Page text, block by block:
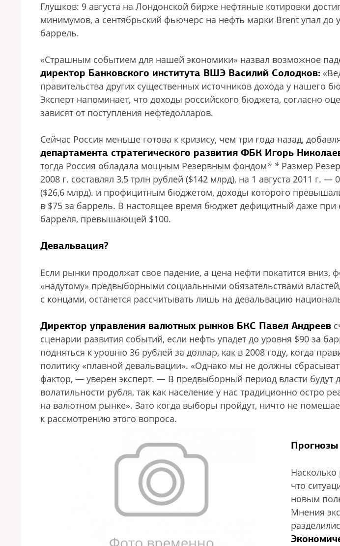
Глушков: 9 августа на Лондонской бирже нефтяные котировки
минимумов, а сентябрьский фьючерс на нефть марки Brent упал до
баррель.
«Страшным событием для нашей экономики» назвал возможное
директор Банковского института ВШЭ Василий Солодков:
правительства других существенных источников дохода у нашего
Эксперт напоминает, что доходы российского бюджета, согласно
зависят от поступления нефтедолларов.
Сейчас Россия меньше готова к кризису, чем три года назад,
департамента стратегического развития ФБК Игорь
тогда Россия обладала мощным Резервным фондом* * Размер
2008 г. составлял 3,5 трлн рублей ($142 млрд), на 1 августа 2011 г. —
($26,6 млрд). и профицитным бюджетом, доходы которого
в $75 за баррель. В настоящее время бюджет дефицитный даже при
барреля, превышающей $100.
Девальвация?
Если рынки продолжат свое падение, а цена нефти покатится вниз,
«надутому» предвыборными социальными обязательствами
с концами, останется рассчитывать лишь на девальвацию
Директор управления валютных рынков БКС Павел Андреев
сценарии развития событий, если нефть упадет до уровня $90 за
подняться к уровню 36 рублей за доллар, как в 2008 году, когда
политику «плавной девальвации». «Однако мы не должны
фактор, — уверен эксперт. — В предвыборный период власти будут
волатильности рубля, так как население у нас традиционно остро
на валютном рынке». Зато когда выборы пройдут, ничто не
к рассмотрению этого вопроса.
Прогнозы
Насколько
что
новым
Мнения